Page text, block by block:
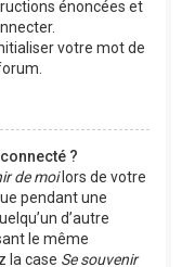
énoncées et
votre mot de
?
de moilors de votre
pendant une
d’autre
le même
la case Se souvenir